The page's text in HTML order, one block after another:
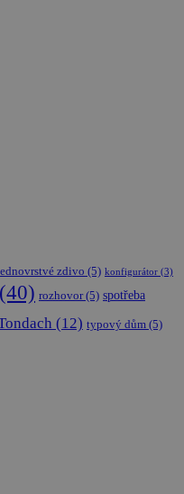
zdivo (5) konfigurátor (3)
(40) rozhovor(5) spotřeba
(12) typový dům (5)